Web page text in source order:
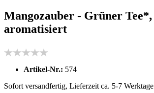
Mangozauber - Grüner Tee*,
aromatisiert
Artikel-Nr.: 574
Sofort versandfertig, Lieferzeit ca. 5-7 Werktage